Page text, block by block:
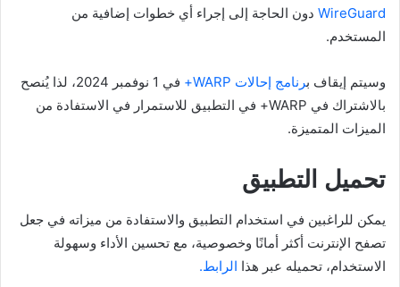
WireGuard دون الحاجة إلى إجراء أي خطوات إضافية من
المستخدم.
وسيتم إيقاف برنامج إحالات WARP+
في 1 نوفمبر 2024، لذا يُنصح
بالاشتراك في WARP+ في التطبيق للاستمرار في الاستفادة من
الميزات المتميزة.
تحميل التطبيق
يمكن للراغبين في استخدام التطبيق والاستفادة من ميزاته في جعل
تصفح الإنترنت أكثر أمانًا وخصوصية، مع تحسين الأداء وسهولة
الاستخدام، تحميله عبر هذا الرابط.